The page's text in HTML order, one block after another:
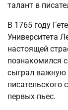
талант в
В 1765 году
Университета
настоящей
познакомился
сыграл важную
писательского
первых пьес.